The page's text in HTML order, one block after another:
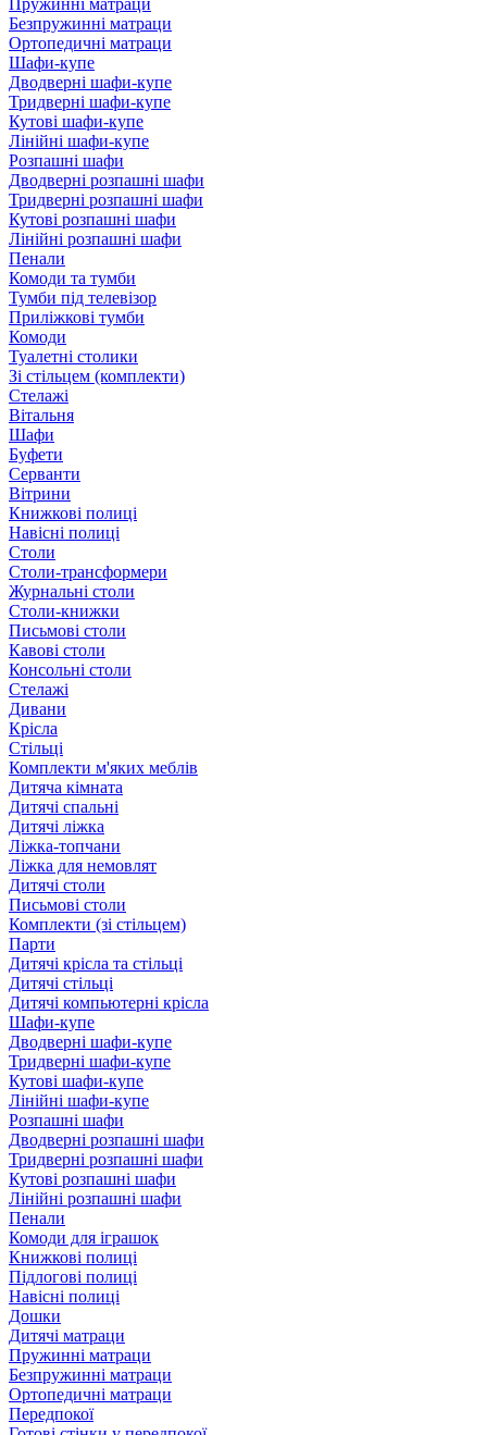
Пружинні матраци
Безпружинні матраци
Ортопедичні матраци
Шафи-купе
Дводверні шафи-купе
Тридверні шафи-купе
Кутові шафи-купе
Лінійні шафи-купе
Розпашні шафи
Дводверні розпашні шафи
Тридверні розпашні шафи
Кутові розпашні шафи
Лінійні розпашні шафи
Пенали
Комоди та тумби
Тумби під телевізор
Приліжкові тумби
Комоди
Туалетні столики
Зі стільцем (комплекти)
Стелажі
Вітальня
Шафи
Буфети
Серванти
Вітрини
Книжкові полиці
Навісні полиці
Столи
Столи-трансформери
Журнальні столи
Столи-книжки
Письмові столи
Кавові столи
Консольні столи
Стелажі
Дивани
Крісла
Стільці
Комплекти м'яких меблів
Дитяча кімната
Дитячі спальні
Дитячі ліжка
Ліжка-топчани
Ліжка для немовлят
Дитячі столи
Письмові столи
Комплекти (зі стільцем)
Парти
Дитячі крісла та стільці
Дитячі стільці
Дитячі компьютерні крісла
Шафи-купе
Дводверні шафи-купе
Тридверні шафи-купе
Кутові шафи-купе
Лінійні шафи-купе
Розпашні шафи
Дводверні розпашні шафи
Тридверні розпашні шафи
Кутові розпашні шафи
Лінійні розпашні шафи
Пенали
Комоди для іграшок
Книжкові полиці
Підлогові полиці
Навісні полиці
Дошки
Дитячі матраци
Пружинні матраци
Безпружинні матраци
Ортопедичні матраци
Передпокої